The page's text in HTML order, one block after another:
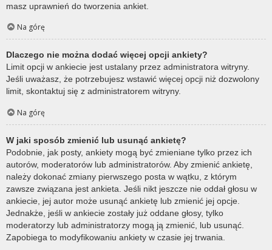
masz uprawnień do tworzenia ankiet.
Na górę
Dlaczego nie można dodać więcej opcji ankiety?
Limit opcji w ankiecie jest ustalany przez administratora witryny.
Jeśli uważasz, że potrzebujesz wstawić więcej opcji niż dozwolony
limit, skontaktuj się z administratorem witryny.
Na górę
W jaki sposób zmienić lub usunąć ankietę?
Podobnie, jak posty, ankiety mogą być zmieniane tylko przez ich
autorów, moderatorów lub administratorów. Aby zmienić ankietę,
należy dokonać zmiany pierwszego posta w wątku, z którym
zawsze związana jest ankieta. Jeśli nikt jeszcze nie oddał głosu w
ankiecie, jej autor może usunąć ankietę lub zmienić jej opcje.
Jednakże, jeśli w ankiecie zostały już oddane głosy, tylko
moderatorzy lub administratorzy mogą ją zmienić, lub usunąć.
Zapobiega to modyfikowaniu ankiety w czasie jej trwania.